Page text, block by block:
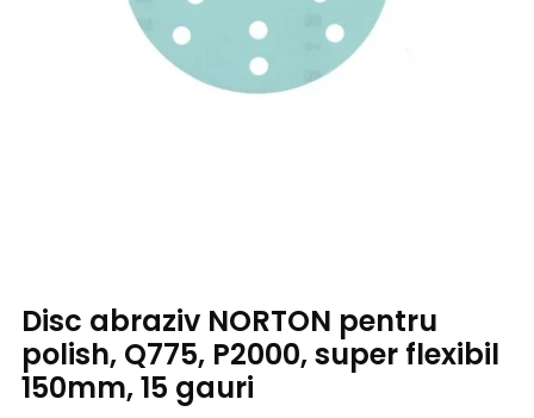
Disc abraziv NORTON pentru
polish, Q775, P2000, super flexibil
150mm, 15 gauri